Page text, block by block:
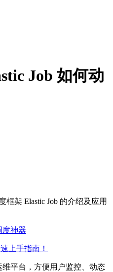
Job 如何动
架 Elastic Job 的介绍及应用
度神器
上手指南！
维平台，方便用户监控、动态